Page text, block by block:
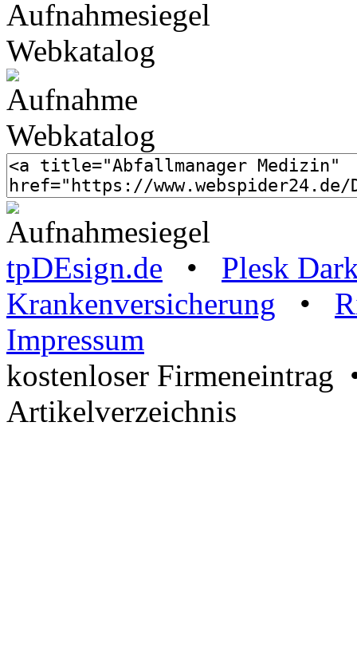
tpDEsign.de • Plesk
Krankenversicherung •
Impressum
kostenloser Firmeneintrag
Artikelverzeichnis